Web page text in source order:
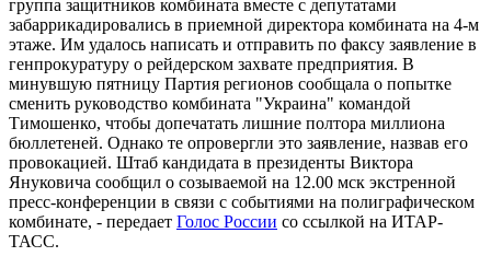
группа защитников комбината вместе с депутатами
забаррикадировались в приемной директора комбината на 4-м
этаже. Им удалось написать и отправить по факсу заявление в
генпрокуратуру о рейдерском захвате предприятия. В
минувшую пятницу Партия регионов сообщала о попытке
сменить руководство комбината "Украина" командой
Тимошенко, чтобы допечатать лишние полтора миллиона
бюллетеней. Однако те опровергли это заявление, назвав его
провокацией. Штаб кандидата в президенты Виктора
Януковича сообщил о созываемой на 12.00 мск экстренной
пресс-конференции в связи с событиями на полиграфическом
комбинате, - передает Голос России со ссылкой на ИТАР-
ТАСС.